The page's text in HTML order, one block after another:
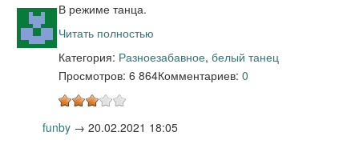
В режиме танца.
Читать полностью
Категория: Разноезабавное, белый танец
Просмотров: 6 864Комментариев: 0
funby → 20.02.2021 18:05